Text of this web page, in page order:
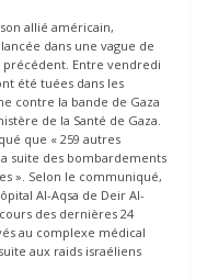
allié américain,
dans une vague de
précédent. Entre vendredi
été tuées dans les
contre la bande de Gaza
de la Santé de Gaza.
que « 259 autres
suite des bombardements
». Selon le communiqué,
Al-Aqsa de Deir Al-
des dernières 24
au complexe médical
aux raids israéliens